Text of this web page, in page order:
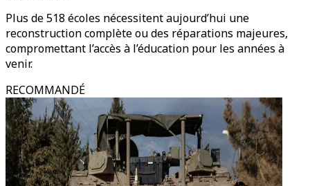
Plus de 518 écoles nécessitent aujourd’hui une
reconstruction complète ou des réparations majeures,
compromettant l’accès à l’éducation pour les années à
venir.
RECOMMANDÉ